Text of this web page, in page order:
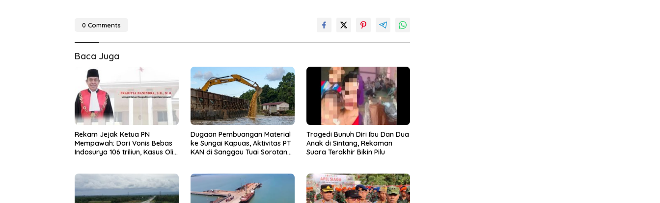
0 Comments
Baca Juga
Rekam Jejak Ketua PN
Mempawah: Dari Vonis Bebas
Indosurya 106 triliun, Kasus Oli
Dugaan Pembuangan Material
ke Sungai Kapuas, Aktivitas PT
KAN di Sanggau Tuai Sorotan
Tragedi Bunuh Diri Ibu Dan Dua
Anak di Sintang, Rekaman
Suara Terakhir Bikin Pilu